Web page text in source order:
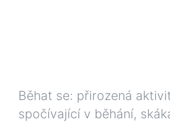
Běhat se: přirozená
spočívající v běhání,